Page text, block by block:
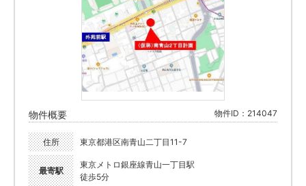
物件概要 物件ID：214047
住所 東京都港区南青山二丁目11-7
最寄駅
東京メトロ銀座線青山一丁目駅
徒歩5分